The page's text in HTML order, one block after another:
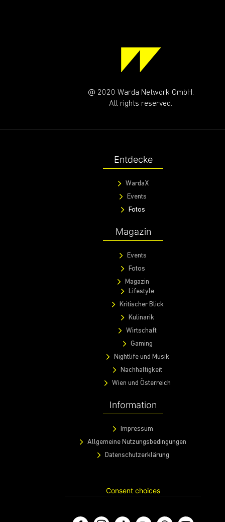
@ 2020 Warda Network GmbH.
All rights reserved.
Entdecke
WardaX
Events
Fotos
Magazin
Events
Fotos
Magazin
Lifestyle
Kritischer Blick
Kulinarik
Wirtschaft
Gaming
Nightlife und Musik
Nachhaltigkeit
Wien und Österreich
Information
Impressum
Allgemeine Nutzungsbedingungen
Datenschutzerklärung
Consent choices